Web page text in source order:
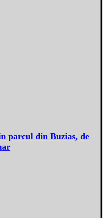
parcul din Buzias, de